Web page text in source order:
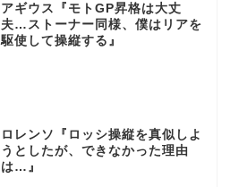
アギウス『モトGP昇格は大丈
夫…ストーナー同様、僕はリアを
駆使して操縦する』
ロレンソ『ロッシ操縦を真似しよ
うとしたが、できなかった理由
は…』